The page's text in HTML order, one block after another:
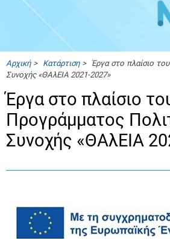
Αρχική> Κατάρτιση> Έργα στο πλαίσιο
Συνοχής «ΘΑλΕΙΑ 2021-2027»
Έργα στο πλαίσιο
Προγράμματος
Συνοχής «ΘΑλΕΙΑ